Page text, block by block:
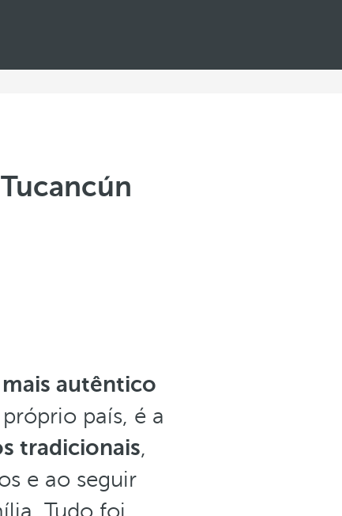
autêntico
país, é a
tradicionais,
e ao seguir
Tudo foi